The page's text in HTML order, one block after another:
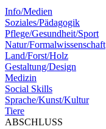
Info/Medien
Soziales/Pädagogik
Pflege/Gesundheit/Sport
Natur/Formalwissenschaft
Land/Forst/Holz
Gestaltung/Design
Medizin
Social Skills
Sprache/Kunst/Kultur
Tiere
ABSCHLUSS